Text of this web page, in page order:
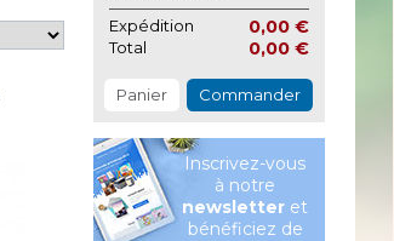
Expédition
0,00 €
Total 0,00 €
Panier Commander
Inscrivez-vous
à notre
newsletter et
bénéficiez de